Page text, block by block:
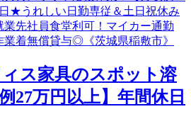
ス家具のスポット溶
27万円以上】年間休日